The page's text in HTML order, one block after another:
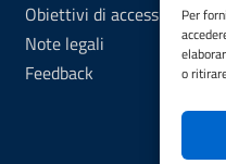
Per
o
Obiettivi di accessibilità
Note legali
Feedback